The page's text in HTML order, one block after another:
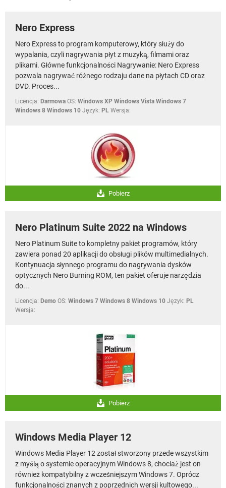
Nero Express
Nero Express to program komputerowy, który służy do
wypalania, czyli nagrywania płyt z muzyką, filmami oraz
plikami. Główne funkcjonalności Nagrywanie: Nero Express
pozwala nagrywać różnego rodzaju dane na płytach CD oraz
DVD. Proces...
Licencja: Darmowa OS: Windows XP Windows Vista Windows 7
Windows 8 Windows 10 Język: PL Wersja:
Pobierz
Nero Platinum Suite 2022 na Windows
Nero Platinum Suite to kompletny pakiet programów, który
zawiera ponad 20 aplikacji do obsługi plików multimedialnych.
Kontynuacja słynnego programu do nagrywania dysków
optycznych Nero Burning ROM, ten pakiet oferuje narzędzia
do...
Licencja: Demo OS: Windows 7 Windows 8 Windows 10 Język: PL
Wersja:
Pobierz
Windows Media Player 12
Windows Media Player 12 został stworzony przede wszystkim
z myślą o systemie operacyjnym Windows 8, chociaż jest on
również kompatybilny z wcześniejszym Windows 7. Oprócz
funkcjonalności znanych z poprzednich wersji kultowego...